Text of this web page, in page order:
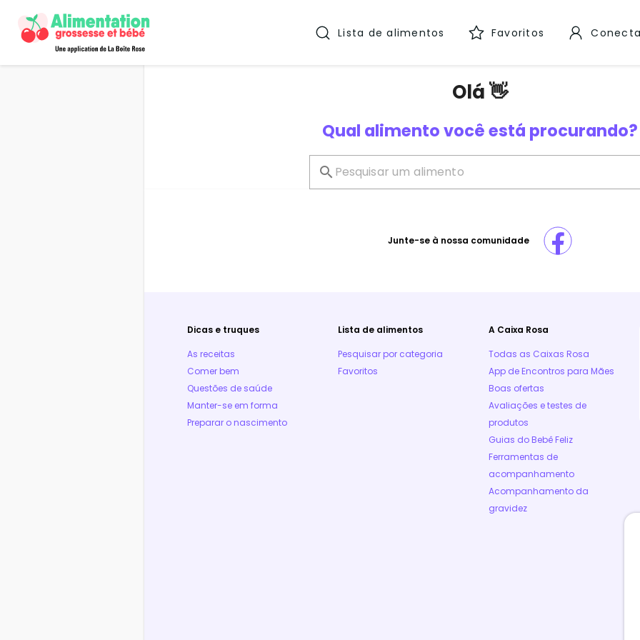
Lista de alimentos Favoritos
Olá 👋
Qual alimento você está procurando?
Junte-se à nossa comunidade
Dicas e truques
As receitas
Comer bem
Questões de saúde
Manter-se em forma
Preparar o nascimento
Lista de alimentos
Pesquisar por categoria
Favoritos
A Caixa Rosa
Todas as Caixas Rosa
App de Encontros para Mães
Boas ofertas
Avaliações e testes de
produtos
Guias do Bebê Feliz
Ferramentas de
acompanhamento
Acompanhamento da
gravidez